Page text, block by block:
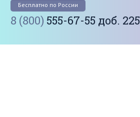
Бесплатно по России
8 (800) 555-67-55 доб. 225